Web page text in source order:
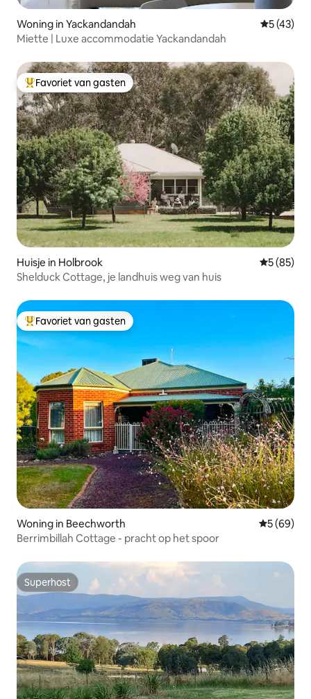
Woning in Yackandandah
5 (43)
Miette | Luxe accommodatie Yackandandah
Topfavoriet van gasten
Favoriet van gasten
Huisje in Holbrook
5 (85)
Shelduck Cottage, je landhuis weg van huis
Topfavoriet van gasten
Favoriet van gasten
Woning in Beechworth
5 (69)
Berrimbillah Cottage - pracht op het spoor
Superhost
Superhost